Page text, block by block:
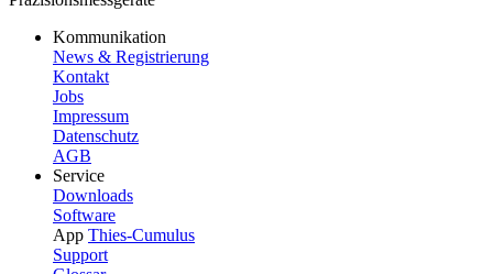
Kommunikation
News & Registrierung
Kontakt
Jobs
Impressum
Datenschutz
AGB
Service
Downloads
Software
App Thies-Cumulus
Support